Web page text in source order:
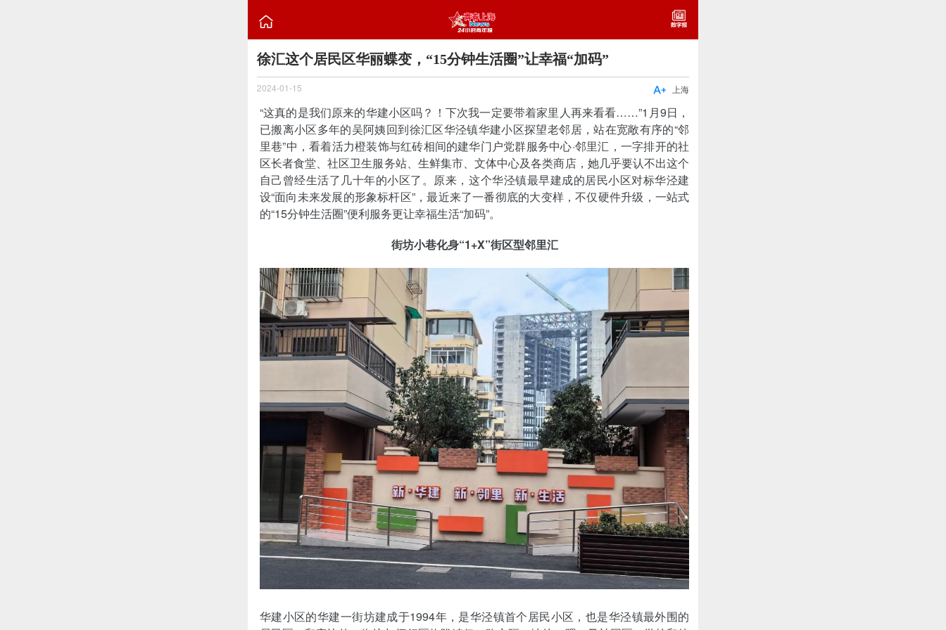

徐汇这个居民区华丽蝶变，“15分钟生活圈”让幸福“加码”
2024-01-15 上海

“这真的是我们原来的华建小区吗？！下次我一定要带着家里人再来看看……”1月9日，
已搬离小区多年的吴阿姨回到徐汇区华泾镇华建小区探望老邻居，站在宽敞有序的“邻
里巷”中，看着活力橙装饰与红砖相间的建华门户党群服务中心·邻里汇，一字排开的社
区长者食堂、社区卫生服务站、生鲜集市、文体中心及各类商店，她几乎要认不出这个
自己曾经生活了几十年的小区了。原来，这个华泾镇最早建成的居民小区对标华泾建
设“面向未来发展的形象标杆区”，最近来了一番彻底的大变样，不仅硬件升级，一站式
的“15分钟生活圈”便利服务更让幸福生活“加码”。
街坊小巷化身“1+X”街区型邻里汇
华建小区的华建一街坊建成于1994年，是华泾镇首个居民小区，也是华泾镇最外围的